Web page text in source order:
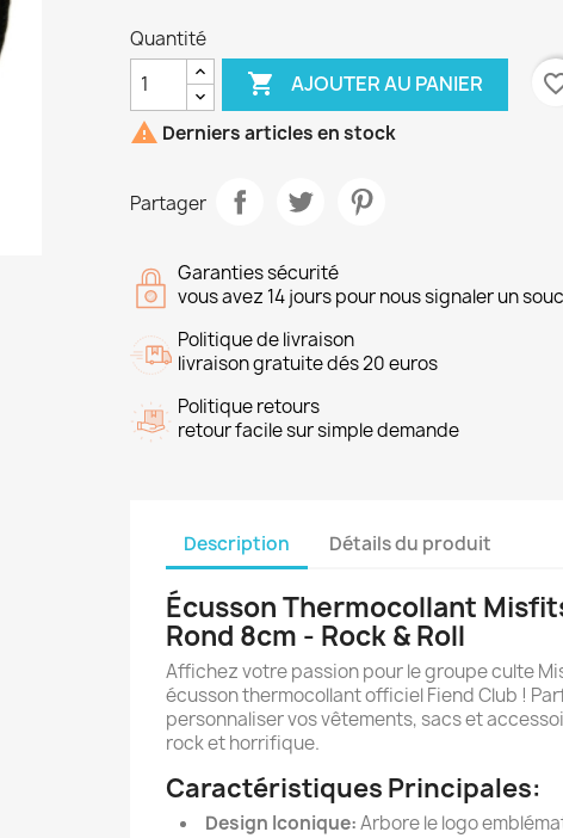
Quantité
 AJOUTER AU PANIER
 Derniers articles en stock
Partager
Garanties sécurité
vous avez 14 jours pour nous signaler un
Politique de livraison
livraison gratuite dés 20 euros
Politique retours
retour facile sur simple demande
Description Détails du produit
Écusson Thermocollant
Rond 8cm - Rock & Roll
Affichez votre passion pour le groupe culte
écusson thermocollant officiel Fiend Club !
personnaliser vos vêtements, sacs et
rock et horrifique.
Caractéristiques Principales:
Design Iconique:Arbore le logo